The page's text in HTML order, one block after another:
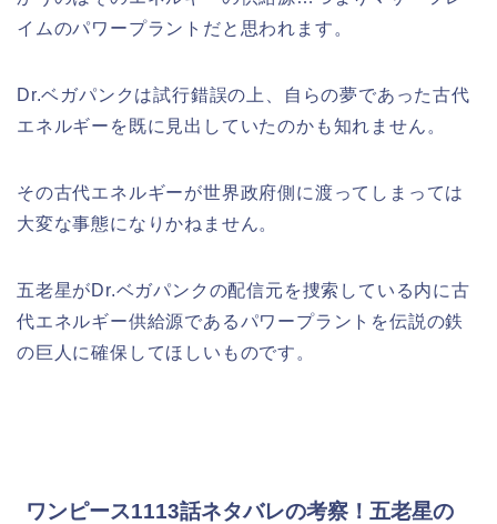
イムのパワープラントだと思われます。
Dr.ベガパンクは試行錯誤の上、自らの夢であった古代
エネルギーを既に見出していたのかも知れません。
その古代エネルギーが世界政府側に渡ってしまっては
大変な事態になりかねません。
五老星がDr.ベガパンクの配信元を捜索している内に古
代エネルギー供給源であるパワープラントを伝説の鉄
の巨人に確保してほしいものです。
ワンピース1113話ネタバレの考察！五老星の